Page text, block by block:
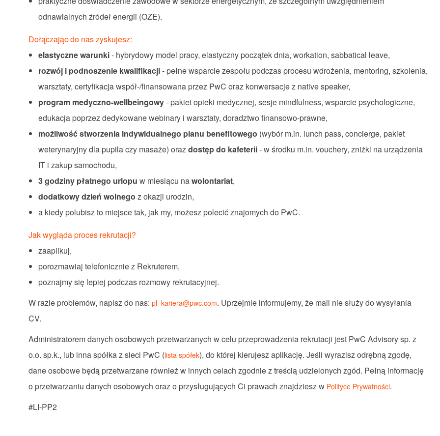
odnawialnych źródeł energii (OZE).
Dołączając do nas zyskujesz:
elastyczne warunki- hybrydowy model pracy, elastyczny początek dnia, workation, sabbatical leave,
rozwój i podnoszenie kwalifikacji- pełne wsparcie zespołu podczas procesu wdrożenia, mentoring, szkolenia,
warsztaty, certyfikacja współ-/finansowana przez PwC oraz konwersacje z native speaker,
program medyczno-wellbeingowy- pakiet opieki medycznej, sesje mindfulness, wsparcie psychologiczne,
edukacja poprzez dedykowane webinary i warsztaty, doradztwo finansowo-prawne,
możliwość stworzenia indywidualnego planu benefitowego (wybór m.in. lunch pass, concierge, pakiet
weterynaryjny dla pupila czy masaże) orazdostęp do kafeterii- w środku m.in. vouchery, zniżki na urządzenia
IT i zakup samochodu,
3 godziny płatnego urlopu w miesiącu nawolontariat,
dodatkowy dzień wolnego z okazji urodzin,
a kiedy polubisz to miejsce tak, jak my, możesz polecić znajomych do PwC.
Jak wygląda proces rekrutacji?
zaaplikuj,
porozmawiaj telefonicznie z Rekruterem,
poznajmy się lepiej podczas rozmowy rekrutacyjnej.
W razie problemów, napisz do nas: pl_kariera@pwc.com. Uprzejmie informujemy, że mail nie służy do wysyłania
CV.
Administratorem danych osobowych przetwarzanych w celu przeprowadzenia rekrutacji jest PwC Advisory sp. z
o.o. sp.k., lub inna spółka z sieci PwC (lista spółek), do której kierujesz aplikację. Jeśli wyrazisz odrębną zgodę,
dane osobowe będą przetwarzane również w innych celach zgodnie z treścią udzielonych zgód. Pełną informację
o przetwarzaniu danych osobowych oraz o przysługujących Ci prawach znajdziesz w Polityce Prywatności.
#LI-PP2